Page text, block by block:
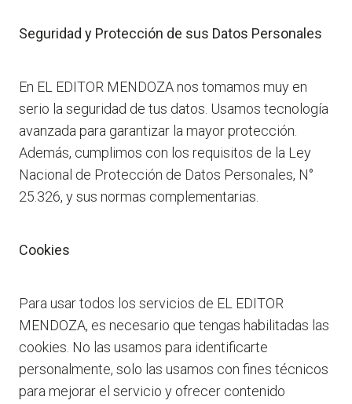
Seguridad y Protección de sus Datos Personales
En EL EDITOR MENDOZA nos tomamos muy en
serio la seguridad de tus datos. Usamos tecnología
avanzada para garantizar la mayor protección.
Además, cumplimos con los requisitos de la Ley
Nacional de Protección de Datos Personales, N°
25.326, y sus normas complementarias.
Cookies
Para usar todos los servicios de EL EDITOR
MENDOZA, es necesario que tengas habilitadas las
cookies. No las usamos para identificarte
personalmente, solo las usamos con fines técnicos
para mejorar el servicio y ofrecer contenido